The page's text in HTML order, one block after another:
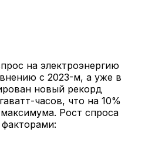
на электроэнергию
с 2023-м, а уже в
новый рекорд
часов, что на 10%
Рост спроса